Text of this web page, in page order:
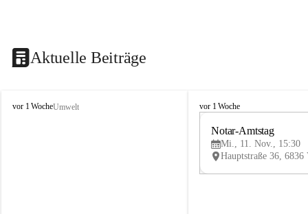
Aktuelle Beiträge
V
vor 1 WocheUmwelt
V
vor 1 Woche
Notar-Amtstag
Mi., 11. Nov., 15:30